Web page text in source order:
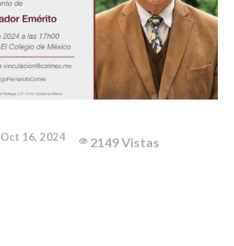
Oct 16, 2024 2149 Vistas